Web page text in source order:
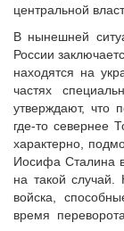
центральной
В нынешней
России
находятся на
частях
утверждают, что
где-то севернее
характерно,
Иосифа Сталина
на такой
войска,
время